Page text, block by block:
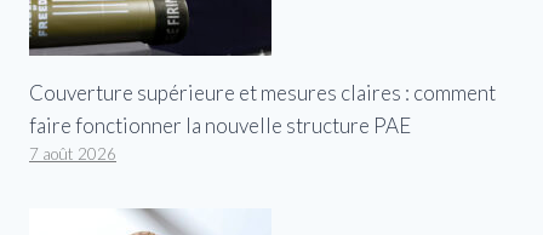
Couverture supérieure et mesures claires : comment
faire fonctionner la nouvelle structure PAE
7 août 2026